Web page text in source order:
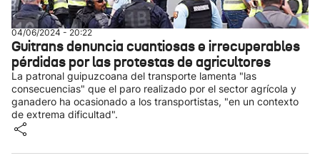
04/06/2024 - 20:22
Guitrans denuncia cuantiosas e irrecuperables
pérdidas por las protestas de agricultores
La patronal guipuzcoana del transporte lamenta "las
consecuencias" que el paro realizado por el sector agrícola y
ganadero ha ocasionado a los transportistas, "en un contexto
de extrema dificultad".